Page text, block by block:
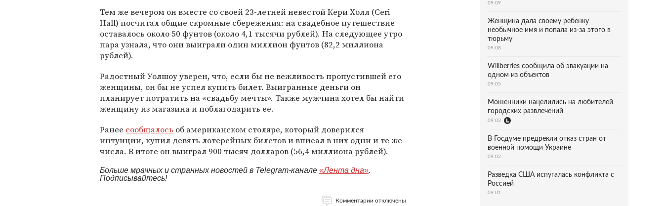
Тем же вечером он вместе со своей 23-летней невестой Кери Холл (Ceri
Hall) посчитал общие скромные сбережения: на свадебное путешествие
оставалось около 50 фунтов (около 4,1 тысячи рублей). На следующее утро
пара узнала, что они выиграли один миллион фунтов (82,2 миллиона
рублей).
Радостный Уолшоу уверен, что, если бы не вежливость пропустившей его
женщины, он бы не успел купить билет. Выигранные деньги он
планирует потратить на «свадьбу мечты». Также мужчина хотел бы найти
женщину из магазина и поблагодарить ее.
Ранее сообщалось об американском столяре, который доверился
интуиции, купил девять лотерейных билетов и вписал в них одни и те же
числа. В итоге он выиграл 900 тысяч долларов (56,4 миллиона рублей).
Больше мрачных и странных новостей в Telegram-канале «Лента дна».
Подписывайтесь!
Комментарии отключены
09:09
Женщина дала своему ребенку
необычное имя и попала из-за этого в
тюрьму
09:08
Willberries сообщила об эвакуации на
одном из объектов
09:05
Мошенники нацелились на любителей
городских развлечений
09:03
В Госдуме предрекли отказ стран от
военной помощи Украине
09:02
Разведка США испугалась конфликта с
Россией
09:01